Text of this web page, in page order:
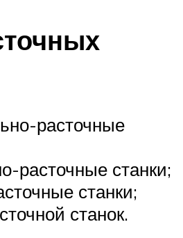
расточные
расточные станки;
станки;
станок.